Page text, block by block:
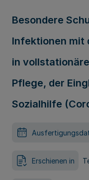
Besondere
Infektionen mit
in
Pflege, der
Sozialhilfe
Erschienen in